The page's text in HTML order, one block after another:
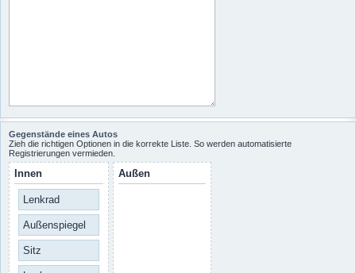
Gegenstände eines Autos
Zieh die richtigen Optionen in die korrekte Liste. So werden automatisierte
Registrierungen vermieden.
Innen
Lenkrad
Außenspiegel
Sitz
Außen